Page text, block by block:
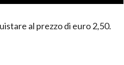
al prezzo di euro 2,50.